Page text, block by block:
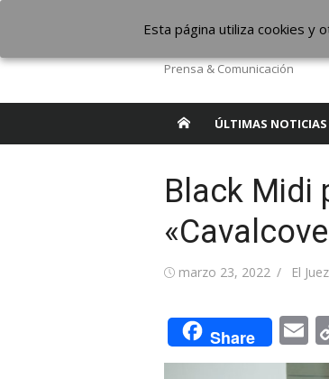
contenido
The
Prensa & Comunicación
ÚLTIMAS NOTICIAS
Black Midi
Publicada
marzo 23, 2022 Autor
El
Share
Esta página utiliza cookies y